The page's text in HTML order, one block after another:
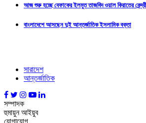
আজ শুরু হচ্ছে বেফাকের ইলমুত তাজবিদ ওয়াল কিরাতের
বাংলাদেশে আসছেন দুই আন্তর্জাতিক ইসলামিক বক্তা
সারাদেশ
আন্তর্জাতিক
সম্পাদক
হুমায়ুন আইয়ুব
যোগাযোগ